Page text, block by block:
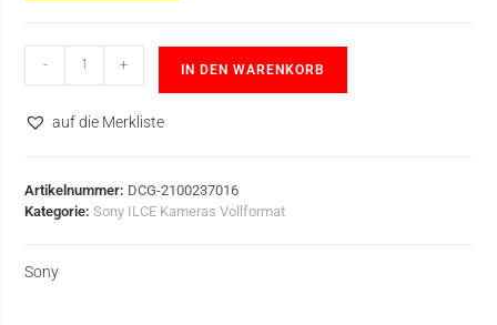
- + IN DEN WARENKORB
auf die Merkliste
Artikelnummer: DCG-2100237016
Kategorie:Sony ILCE Kameras Vollformat
Sony